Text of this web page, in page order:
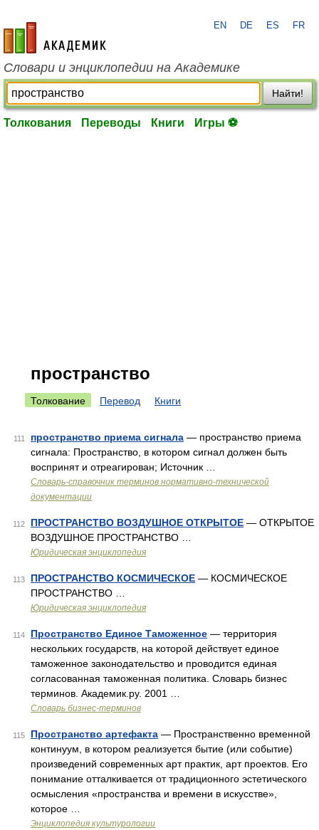
academic.ru
EN DE ES FR
Словари и энциклопедии на Академике
Найти!
Толкования Переводы Книги Игры ⚽
пространство
Толкование Перевод Книги
111 пространство приема сигнала — пространство приема
сигнала: Пространство, в котором сигнал должен быть
воспринят и отреагирован; Источник …
Словарь-справочник терминов нормативно-технической
документации
112 ПРОСТРАНСТВО ВОЗДУШНОЕ ОТКРЫТОЕ — ОТКРЫТОЕ
ВОЗДУШНОЕ ПРОСТРАНСТВО …
Юридическая энциклопедия
113 ПРОСТРАНСТВО КОСМИЧЕСКОЕ — КОСМИЧЕСКОЕ
ПРОСТРАНСТВО …
Юридическая энциклопедия
114 Пространство Единое Таможенное — территория
нескольких государств, на которой действует единое
таможенное законодательство и проводится единая
согласованная таможенная политика. Словарь бизнес
терминов. Академик.ру. 2001 …
Словарь бизнес-терминов
115 Пространство артефакта — Пространственно временной
континуум, в котором реализуется бытие (или событие)
произведений современных арт практик, арт проектов. Его
понимание отталкивается от традиционного эстетического
осмысления «пространства и времени в искусстве»,
которое …
Энциклопедия культурологии